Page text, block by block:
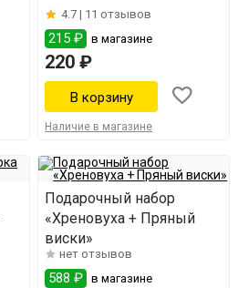
4.7 | 11 отзывов
215 ₽ в магазине
220 ₽
Наличие в магазине
Подарочный набор
«Хреновуха + Пряный
виски»
нет отзывов
588 ₽ в магазине